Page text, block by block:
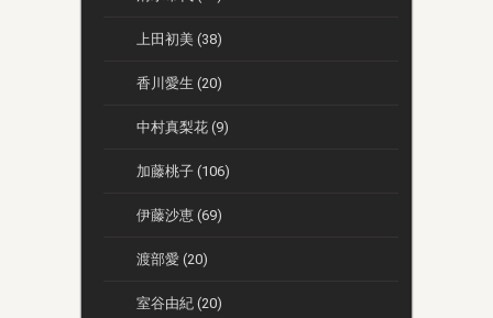
上田初美 (38)
香川愛生 (20)
中村真梨花 (9)
加藤桃子 (106)
伊藤沙恵 (69)
渡部愛 (20)
室谷由紀 (20)